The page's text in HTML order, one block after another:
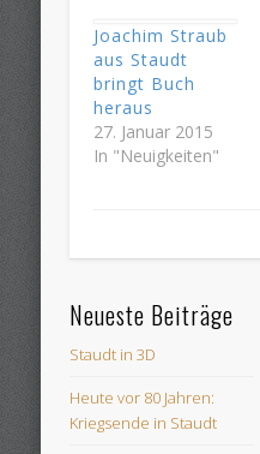
Spanferkelessen
Eine sehr
erfolgreiche 120
Jahr Feier und der
sechste... mehr >
Staudt Kabarett
das passende
Weihnachtsgeschenk…
Joachim Straub
aus Staudt
bringt Buch
heraus
27. Januar 2015
In "Neuigkeiten"
Neueste Beiträge
Staudt in 3D
Heute vor 80 Jahren:
Kriegsende in Staudt